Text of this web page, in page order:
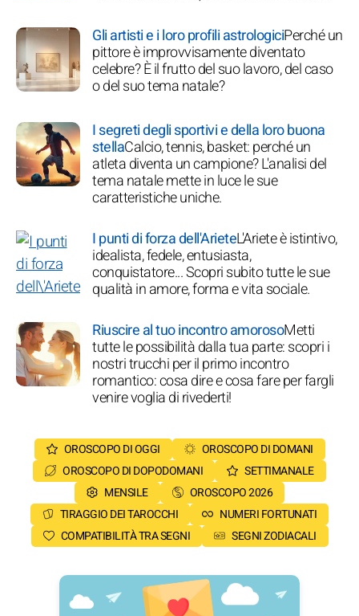
Gli artisti e i loro profili astrologiciPerché un
pittore è improvvisamente diventato
celebre? È il frutto del suo lavoro, del caso
o del suo tema natale?
I segreti degli sportivi e della loro buona
stellaCalcio, tennis, basket: perché un
atleta diventa un campione? L'analisi del
tema natale mette in luce le sue
caratteristiche uniche.
I punti di forza dell'ArieteL'Ariete è istintivo,
idealista, fedele, entusiasta,
conquistatore... Scopri subito tutte le sue
qualità in amore, forma e vita sociale.
Riuscire al tuo incontro amorosoMetti
tutte le possibilità dalla tua parte: scopri i
nostri trucchi per il primo incontro
romantico: cosa dire e cosa fare per fargli
venire voglia di rivederti!
OROSCOPO DI OGGI
OROSCOPO DI DOMANI
OROSCOPO DI DOPODOMANI
SETTIMANALE
MENSILE
OROSCOPO 2026
TIRAGGIO DEI TAROCCHI
NUMERI FORTUNATI
COMPATIBILITÀ TRA SEGNI
SEGNI ZODIACALI